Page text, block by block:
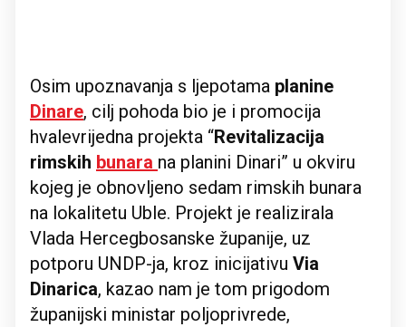
Osim upoznavanja s ljepotama planine
Dinare, cilj pohoda bio je i promocija
hvalevrijedna projekta “Revitalizacija
rimskih bunara na planini Dinari” u okviru
kojeg je obnovljeno sedam rimskih bunara
na lokalitetu Uble. Projekt je realizirala
Vlada Hercegbosanske županije, uz
potporu UNDP-ja, kroz inicijativu Via
Dinarica, kazao nam je tom prigodom
županijski ministar poljoprivrede,